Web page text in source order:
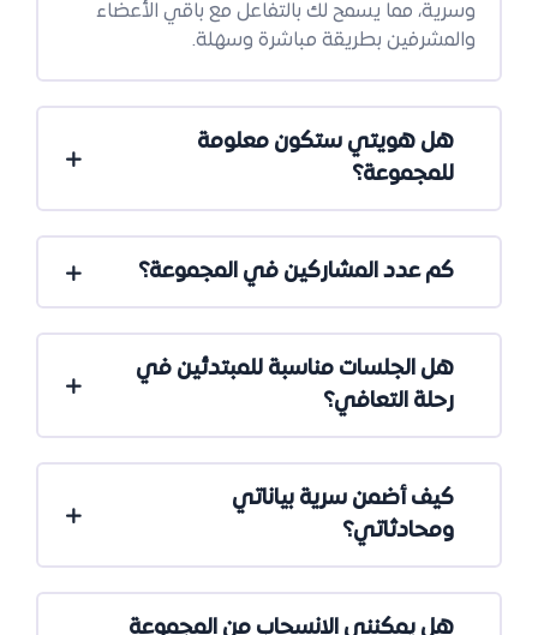
وسرية، مما يسمح لك بالتفاعل مع باقي الأعضاء
والمشرفين بطريقة مباشرة وسهلة.
هل هويتي ستكون معلومة
للمجموعة؟
كم عدد المشاركين في المجموعة؟
هل الجلسات مناسبة للمبتدئين في
رحلة التعافي؟
كيف أضمن سرية بياناتي
ومحادثاتي؟
هل يمكنني الانسحاب من المجموعة